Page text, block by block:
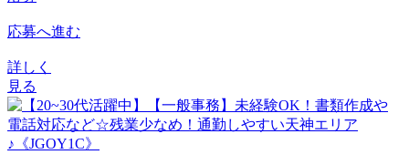
応募へ進む
詳しく
見る